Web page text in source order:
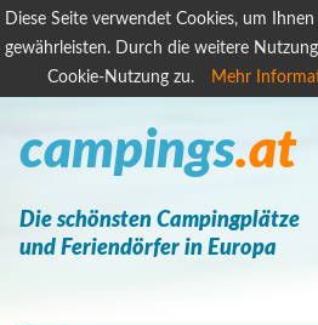
Diese Seite verwendet Cookies, um
gewährleisten. Durch die weitere
Cookie-Nutzung zu.
Mehr
campings.at
Die schönsten Campingplätze
und Feriendörfer in Europa